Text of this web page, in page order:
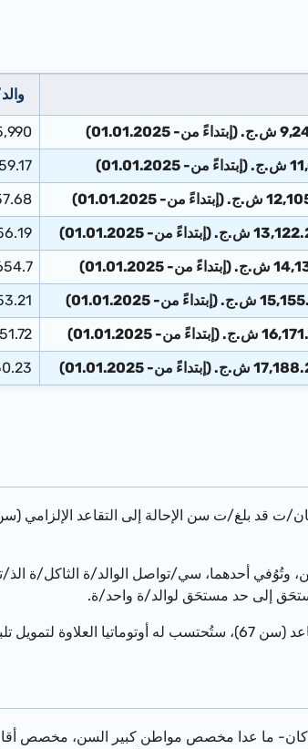
01.01.2025)
5,990
من- 01.01.2025)
ش.ج. (إبتداءً من- 01.01.2025)
من- 01.01.2025)
(إبتداءً من- 01.01.2025)
(إبتداءً من- 01.01.2025)
ش.ج. (إبتداءً من- 01.01.2025)
وتُوُفي أحدهما، سي/تواصل الوالد/ة الثاكل/ة
إلى حد مستحَق لوالد/ة واحد/ة.
احتياجات خاصة.
كان- ما عدا مخصص مواطن كبير السن، مخصص